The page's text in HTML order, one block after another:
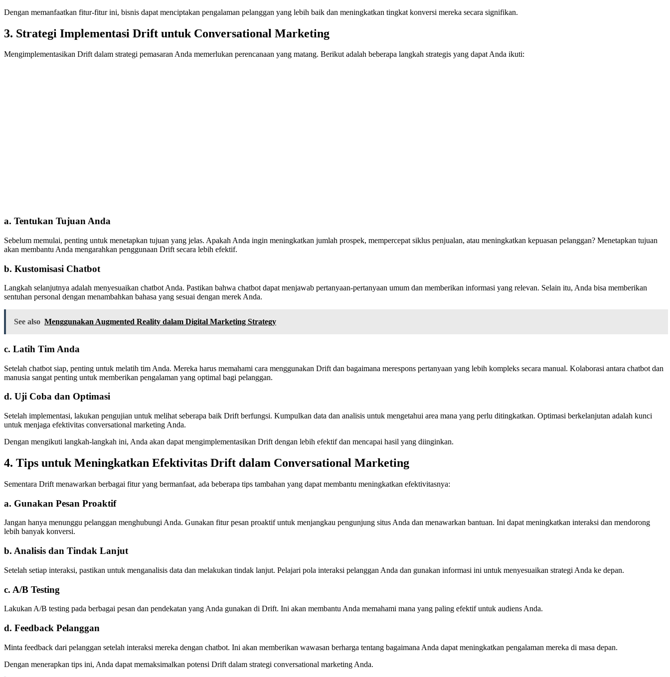
Dengan memanfaatkan fitur-fitur ini, bisnis dapat menciptakan pengalaman pelanggan yang lebih baik dan meningkatkan tingkat konversi mereka secara signifikan.
3. Strategi Implementasi Drift untuk Conversational Marketing
Mengimplementasikan Drift dalam strategi pemasaran Anda memerlukan perencanaan yang matang. Berikut adalah beberapa langkah strategis yang dapat Anda ikuti:
a. Tentukan Tujuan Anda
Sebelum memulai, penting untuk menetapkan tujuan yang jelas. Apakah Anda ingin meningkatkan jumlah prospek, mempercepat siklus penjualan, atau meningkatkan kepuasan pelanggan? Menetapkan tujuan
akan membantu Anda mengarahkan penggunaan Drift secara lebih efektif.
b. Kustomisasi Chatbot
Langkah selanjutnya adalah menyesuaikan chatbot Anda. Pastikan bahwa chatbot dapat menjawab pertanyaan-pertanyaan umum dan memberikan informasi yang relevan. Selain itu, Anda bisa memberikan
sentuhan personal dengan menambahkan bahasa yang sesuai dengan merek Anda.
See also Menggunakan Augmented Reality dalam Digital Marketing Strategy
c. Latih Tim Anda
Setelah chatbot siap, penting untuk melatih tim Anda. Mereka harus memahami cara menggunakan Drift dan bagaimana merespons pertanyaan yang lebih kompleks secara manual. Kolaborasi antara chatbot dan
manusia sangat penting untuk memberikan pengalaman yang optimal bagi pelanggan.
d. Uji Coba dan Optimasi
Setelah implementasi, lakukan pengujian untuk melihat seberapa baik Drift berfungsi. Kumpulkan data dan analisis untuk mengetahui area mana yang perlu ditingkatkan. Optimasi berkelanjutan adalah kunci
untuk menjaga efektivitas conversational marketing Anda.
Dengan mengikuti langkah-langkah ini, Anda akan dapat mengimplementasikan Drift dengan lebih efektif dan mencapai hasil yang diinginkan.
4. Tips untuk Meningkatkan Efektivitas Drift dalam Conversational Marketing
Sementara Drift menawarkan berbagai fitur yang bermanfaat, ada beberapa tips tambahan yang dapat membantu meningkatkan efektivitasnya:
a. Gunakan Pesan Proaktif
Jangan hanya menunggu pelanggan menghubungi Anda. Gunakan fitur pesan proaktif untuk menjangkau pengunjung situs Anda dan menawarkan bantuan. Ini dapat meningkatkan interaksi dan mendorong
lebih banyak konversi.
b. Analisis dan Tindak Lanjut
Setelah setiap interaksi, pastikan untuk menganalisis data dan melakukan tindak lanjut. Pelajari pola interaksi pelanggan Anda dan gunakan informasi ini untuk menyesuaikan strategi Anda ke depan.
c. A/B Testing
Lakukan A/B testing pada berbagai pesan dan pendekatan yang Anda gunakan di Drift. Ini akan membantu Anda memahami mana yang paling efektif untuk audiens Anda.
d. Feedback Pelanggan
Minta feedback dari pelanggan setelah interaksi mereka dengan chatbot. Ini akan memberikan wawasan berharga tentang bagaimana Anda dapat meningkatkan pengalaman mereka di masa depan.
Dengan menerapkan tips ini, Anda dapat memaksimalkan potensi Drift dalam strategi conversational marketing Anda.